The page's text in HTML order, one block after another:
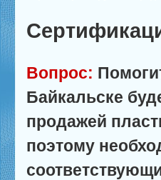
Вопрос:
Байкальске
продажей
поэтому